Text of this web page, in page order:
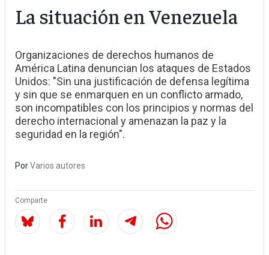
La situación en Venezuela
Organizaciones de derechos humanos de
América Latina denuncian los ataques de Estados
Unidos: "Sin una justificación de defensa legítima
y sin que se enmarquen en un conflicto armado,
son incompatibles con los principios y normas del
derecho internacional y amenazan la paz y la
seguridad en la región".
PorVarios autores
Comparte